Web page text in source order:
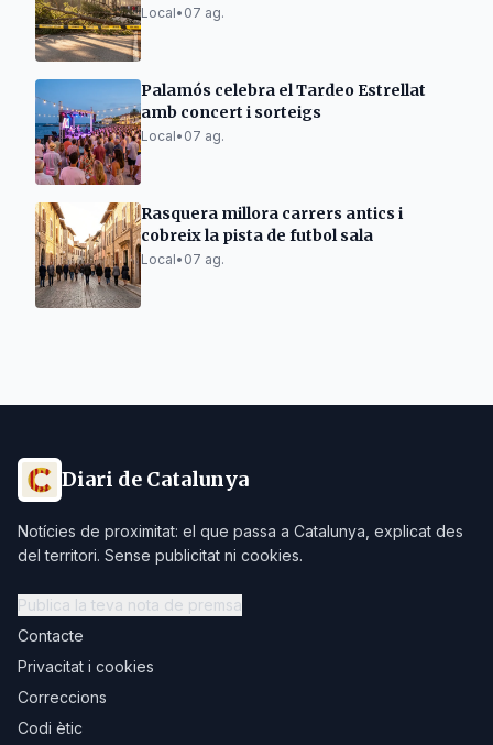
Local• 07 ag.
Palamós celebra el Tardeo Estrellat
amb concert i sorteigs
Local• 07 ag.
Rasquera millora carrers antics i
cobreix la pista de futbol sala
Local• 07 ag.
Diari de Catalunya
Notícies de proximitat: el que passa a Catalunya, explicat des
del territori. Sense publicitat ni cookies.
Publica la teva nota de premsa
Contacte
Privacitat i cookies
Correccions
Codi ètic